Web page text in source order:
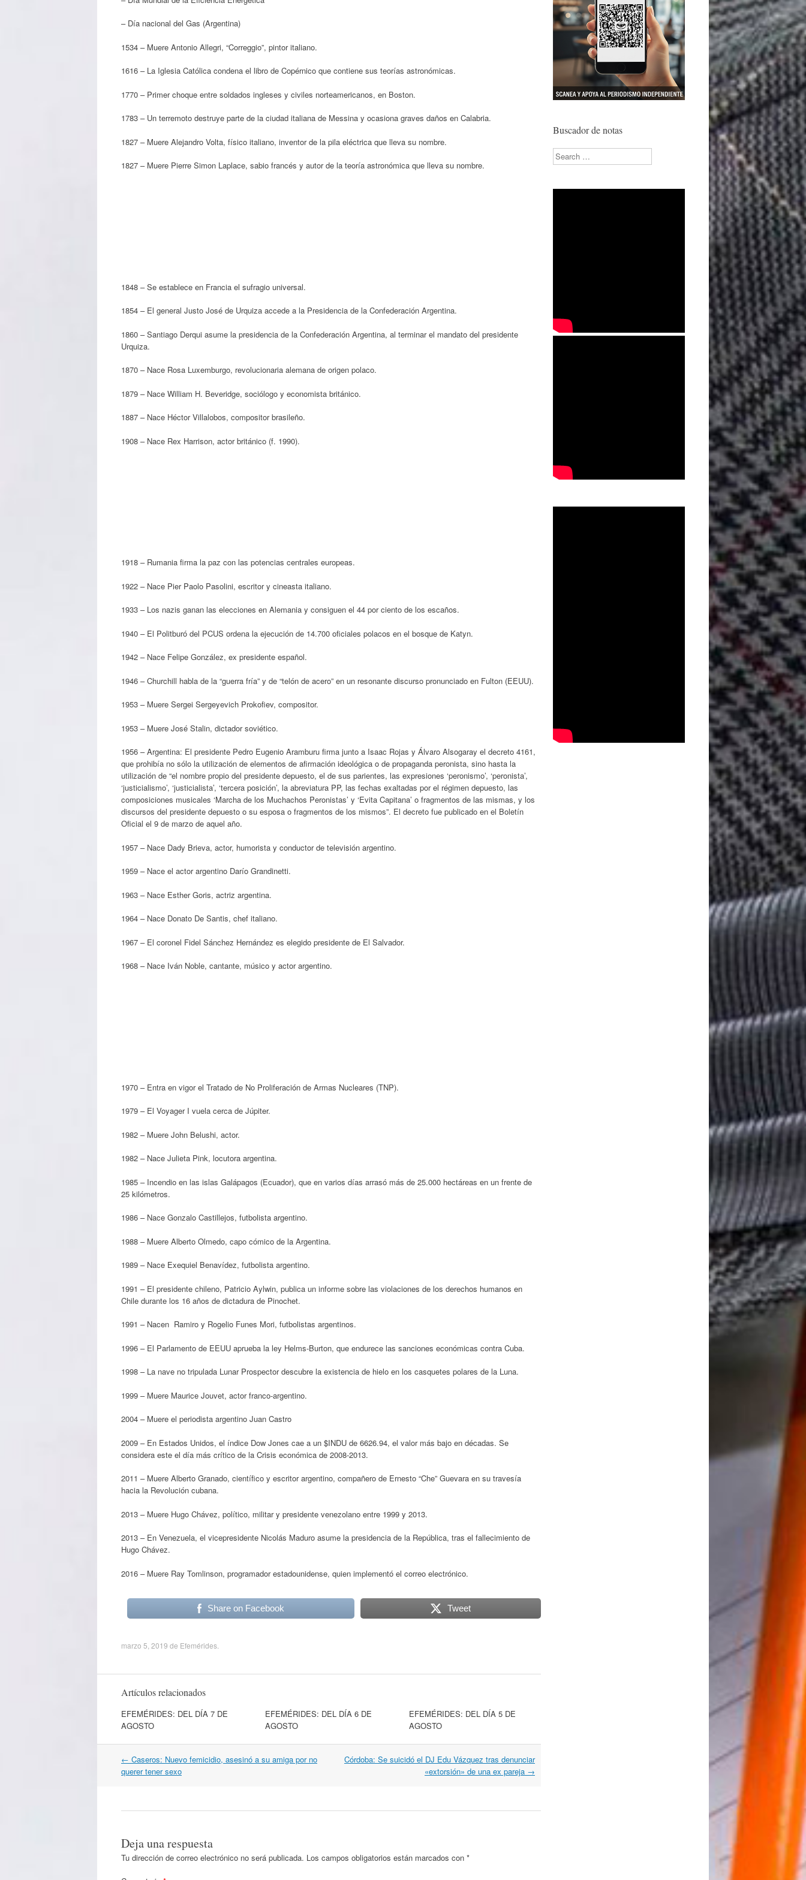
– Día nacional del Gas (Argentina)
1534 – Muere Antonio Allegri, “Correggio”, pintor italiano.
1616 – La Iglesia Católica condena el libro de Copérnico que contiene sus teorías astronómicas.
1770 – Primer choque entre soldados ingleses y civiles norteamericanos, en Boston.
1783 – Un terremoto destruye parte de la ciudad italiana de Messina y ocasiona graves daños en Calabria.
1827 – Muere Alejandro Volta, físico italiano, inventor de la pila eléctrica que lleva su nombre.
1827 – Muere Pierre Simon Laplace, sabio francés y autor de la teoría astronómica que lleva su nombre.
1848 – Se establece en Francia el sufragio universal.
1854 – El general Justo José de Urquiza accede a la Presidencia de la Confederación Argentina.
1860 – Santiago Derqui asume la presidencia de la Confederación Argentina, al terminar el mandato del presidente
Urquiza.
1870 – Nace Rosa Luxemburgo, revolucionaria alemana de origen polaco.
1879 – Nace William H. Beveridge, sociólogo y economista británico.
1887 – Nace Héctor Villalobos, compositor brasileño.
1908 – Nace Rex Harrison, actor británico (f. 1990).
1918 – Rumania firma la paz con las potencias centrales europeas.
1922 – Nace Pier Paolo Pasolini, escritor y cineasta italiano.
1933 – Los nazis ganan las elecciones en Alemania y consiguen el 44 por ciento de los escaños.
1940 – El Politburó del PCUS ordena la ejecución de 14.700 oficiales polacos en el bosque de Katyn.
1942 – Nace Felipe González, ex presidente español.
1946 – Churchill habla de la “guerra fría” y de “telón de acero” en un resonante discurso pronunciado en Fulton (EEUU).
1953 – Muere Sergei Sergeyevich Prokofiev, compositor.
1953 – Muere José Stalin, dictador soviético.
1956 – Argentina: El presidente Pedro Eugenio Aramburu firma junto a Isaac Rojas y Álvaro Alsogaray el decreto 4161,
que prohibía no sólo la utilización de elementos de afirmación ideológica o de propaganda peronista, sino hasta la
utilización de “el nombre propio del presidente depuesto, el de sus parientes, las expresiones ‘peronismo’, ‘peronista’,
‘justicialismo’, ‘justicialista’, ‘tercera posición’, la abreviatura PP, las fechas exaltadas por el régimen depuesto, las
composiciones musicales ‘Marcha de los Muchachos Peronistas’ y ‘Evita Capitana’ o fragmentos de las mismas, y los
discursos del presidente depuesto o su esposa o fragmentos de los mismos”. El decreto fue publicado en el Boletín
Oficial el 9 de marzo de aquel año.
1957 – Nace Dady Brieva, actor, humorista y conductor de televisión argentino.
1959 – Nace el actor argentino Darío Grandinetti.
1963 – Nace Esther Goris, actriz argentina.
1964 – Nace Donato De Santis, chef italiano.
1967 – El coronel Fidel Sánchez Hernández es elegido presidente de El Salvador.
1968 – Nace Iván Noble, cantante, músico y actor argentino.
1970 – Entra en vigor el Tratado de No Proliferación de Armas Nucleares (TNP).
1979 – El Voyager I vuela cerca de Júpiter.
1982 – Muere John Belushi, actor.
1982 – Nace Julieta Pink, locutora argentina.
1985 – Incendio en las islas Galápagos (Ecuador), que en varios días arrasó más de 25.000 hectáreas en un frente de
25 kilómetros.
1986 – Nace Gonzalo Castillejos, futbolista argentino.
1988 – Muere Alberto Olmedo, capo cómico de la Argentina.
1989 – Nace Exequiel Benavídez, futbolista argentino.
1991 – El presidente chileno, Patricio Aylwin, publica un informe sobre las violaciones de los derechos humanos en
Chile durante los 16 años de dictadura de Pinochet.
1991 – Nacen Ramiro y Rogelio Funes Mori, futbolistas argentinos.
1996 – El Parlamento de EEUU aprueba la ley Helms-Burton, que endurece las sanciones económicas contra Cuba.
1998 – La nave no tripulada Lunar Prospector descubre la existencia de hielo en los casquetes polares de la Luna.
1999 – Muere Maurice Jouvet, actor franco-argentino.
2004 – Muere el periodista argentino Juan Castro
2009 – En Estados Unidos, el índice Dow Jones cae a un $INDU de 6626.94, el valor más bajo en décadas. Se
considera este el día más crítico de la Crisis económica de 2008-2013.
2011 – Muere Alberto Granado, científico y escritor argentino, compañero de Ernesto “Che” Guevara en su travesía
hacia la Revolución cubana.
2013 – Muere Hugo Chávez, político, militar y presidente venezolano entre 1999 y 2013.
2013 – En Venezuela, el vicepresidente Nicolás Maduro asume la presidencia de la República, tras el fallecimiento de
Hugo Chávez.
2016 – Muere Ray Tomlinson, programador estadounidense, quien implementó el correo electrónico.
Share on Facebook Tweet
marzo 5, 2019 de Efemérides
Artículos relacionados
EFEMÉRIDES: DEL DÍA 7 DE
AGOSTO
EFEMÉRIDES: DEL DÍA 6 DE
AGOSTO
EFEMÉRIDES: DEL DÍA 5 DE
AGOSTO
Navegación
por
← Caseros: Nuevo femicidio, asesinó a su amiga por no
querer tener sexo
Córdoba: Se suicidó el DJ Edu Vázquez tras denunciar
«extorsión» de una ex pareja →
Deja una respuesta
Tu dirección de correo electrónico no será publicada. Los campos obligatorios están marcados con *
Buscador de notas
Search